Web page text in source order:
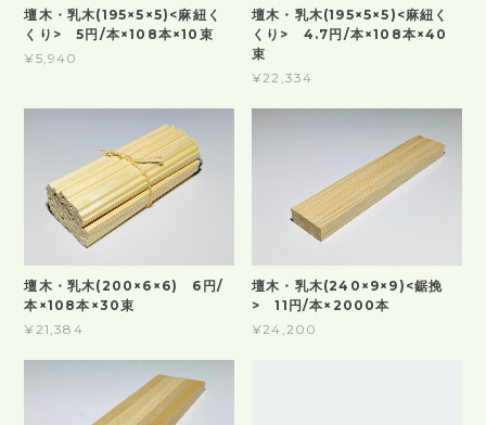
壇木・乳木(195×5×5)<麻紐く
くり> 5円/本×108本×10束
¥5,940
壇木・乳木(195×5×5)<麻紐く
くり> 4.7円/本×108本×40
束
¥22,334
壇木・乳木(200×6×6) 6円/
本×108本×30束
¥21,384
壇木・乳木(240×9×9)<鋸挽
> 11円/本×2000本
¥24,200